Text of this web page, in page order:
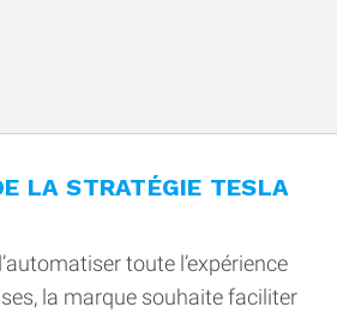
LA STRATÉGIE TESLA
toute l’expérience
la marque souhaite faciliter